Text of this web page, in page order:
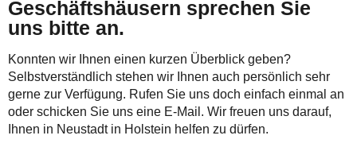
Geschäftshäusern sprechen Sie
uns bitte an.
Konnten wir Ihnen einen kurzen Überblick geben?
Selbstverständlich stehen wir Ihnen auch persönlich sehr
gerne zur Verfügung. Rufen Sie uns doch einfach einmal an
oder schicken Sie uns eine E-Mail. Wir freuen uns darauf,
Ihnen in Neustadt in Holstein helfen zu dürfen.